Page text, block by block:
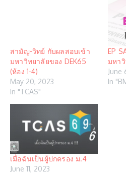
สามัญ-วิทย์ กับผลสอบเข้า
มหาวิทยาลัยของ DEK65
(ห้อง 1-4)
May 20, 2023
In "TCAS"
EP
มหา
June
In
เมื่อฉันเป็นผู้ปกครอง ม.4
June 11, 2023